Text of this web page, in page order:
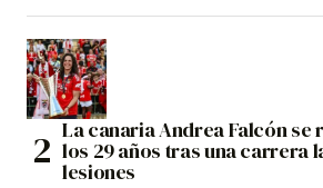
La canaria Andrea Falcón se
los 29 años tras una carrera
lesiones